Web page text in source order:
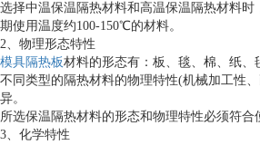
选择中温保温隔热材料和高温保温隔热材料时
期使用温度约100-150℃的材料。
2、物理形态特性
模具隔热板材料的形态有：板、毯、棉、纸、
不同类型的隔热材料的物理特性(机械加工性
异。
所选保温隔热材料的形态和物理特性必须符合
3、化学特性